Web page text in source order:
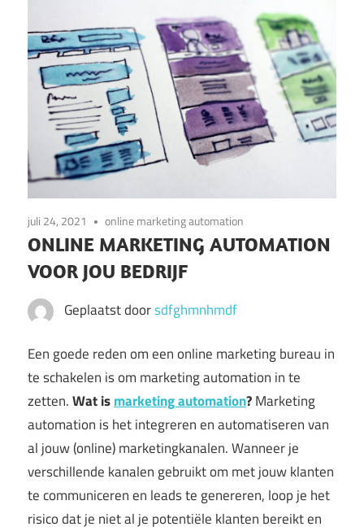
juli 24, 2021 online marketing automation
ONLINE MARKETING AUTOMATION
VOOR JOU BEDRIJF
Geplaatst doorsdfghmnhmdf
Een goede reden om een online marketing bureau in
te schakelen is om marketing automation in te
zetten.Wat ismarketing automation?Marketing
automation is het integreren en automatiseren van
al jouw (online) marketingkanalen. Wanneer je
verschillende kanalen gebruikt om met jouw klanten
te communiceren en leads te genereren, loop je het
risico dat je niet al je potentiële klanten bereikt en